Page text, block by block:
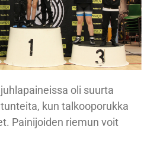
oli suurta
kun talkooporukka
Painijoiden riemun voit